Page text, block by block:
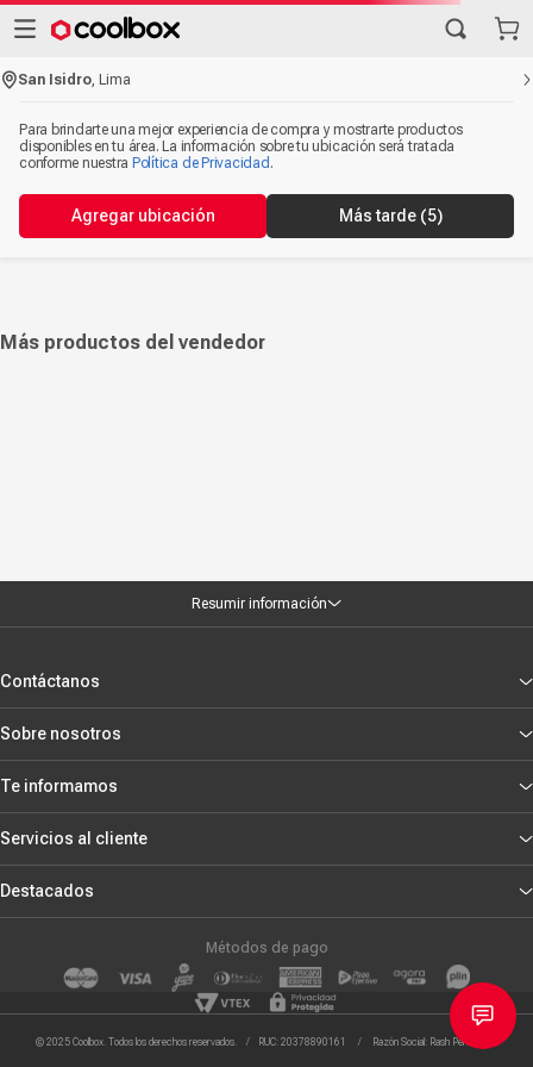
San Isidro ,Lima
Para brindarte una mejor experiencia de compra y mostrarte productos
disponibles en tu área. La información sobre tu ubicación será tratada
conforme nuestra Política de Privacidad .
Agregar ubicación Más tarde (5)
Más productos del vendedor
Resumir información
Contáctanos
Sobre nosotros
Te informamos
Servicios al cliente
Destacados
Métodos de pago
© 2025 Coolbox. Todos los derechos reservados. / RUC: 20378890161 / Razón Social: Rash Peru S.R.L.